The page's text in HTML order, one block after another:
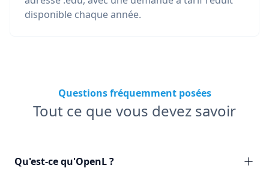
disponible chaque année.
Questions fréquemment posées
Tout ce que vous devez savoir
Qu'est-ce qu'OpenL ?